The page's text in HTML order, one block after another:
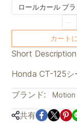
ロールカール ブ
カート
Short Description
Honda CT-125シ
ブランド: Motion
共有